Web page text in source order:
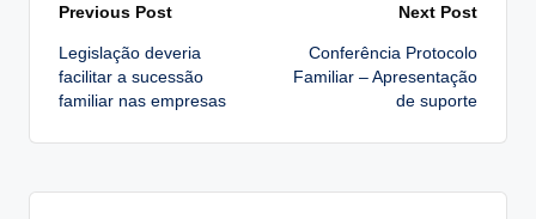
Post
navigation
Previous Post
Legislação deveria
facilitar a sucessão
familiar nas empresas
Next Post
Conferência Protocolo
Familiar – Apresentação
de suporte